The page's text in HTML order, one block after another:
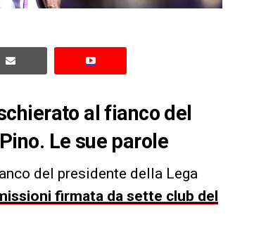
al fianco del
Le sue parole
del presidente della Lega
firmata da sette club del